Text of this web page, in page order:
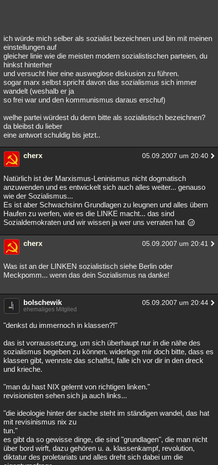
ich würde mich selber als sozialist bezeichnen und bin mit meinen
einstellungen auf
gleicher linie wie die meisten modern sozialistischen parteien, du
hinkst hinterher
und versucht hier eine ausweglose diskusion zu führen.
sogar marx selbst spricht davon das sozialismus sich immer
wandelt (weshalb er ja
so frei war und den kommunismus daraus erschuf)
welhe partei würdest du denn bitte als sozialistisch bezeichnen?
da bleibst du lieber
eine antwort schuldig bis jetzt..
cherx 05.09.2007 um 20:40
Natürlich ist der Marxismus-Leninismus nicht dogmatisch
anzuwenden und es entwickelt sich auch alles weiter... genauso
wie der Sozialismus...
Es ist aber Schwachsinn Grundlagen zu leugnen und alles übern
Haufen zu werfen, wie es die LINKE macht... das sind
Sozialdemokraten und wir wissen ja wer uns verraten hat
cherx 05.09.2007 um 20:41
Was ist an der LINKEN sozialistisch siehe Berlin oder
Meckpomm... wenn das dein Sozialismus na danke!
bolschewik 05.09.2007 um 20:44
ehemaliges Mitglied
"denkst du immernoch in klassen?!"
das ist vorraussetzung, um sich überhaupt nur in die nähe des
sozialismus begeben zu können. widerlege mir doch bitte, dass es
klassen gibt, wennste das schaffst, falle ich vor dir in den dreck
und krieche.
"man du hast NIX gelernt von richtigen linken."
revisionisten sehen sich ja auch links...
"die ideologie hinter der sache steht im ständigen wandel, das hat
mit revisinismus nix zu
tun."
es gibt da so gewisse dinge, die sind "grundlagen", die man nicht
über bord wirft, dazu gehören u. a. klassenkampf, revolution,
diktatur des proletariats und alles dreht sich dabei um die